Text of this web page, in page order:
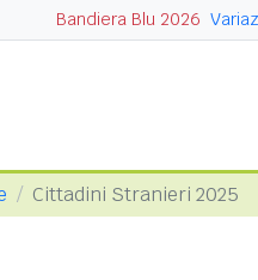
Bandiera Blu 2026
Cittadini Stranieri 2025